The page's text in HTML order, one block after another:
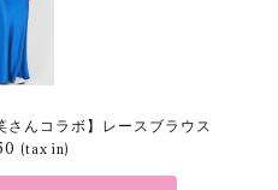
さんコラボ】レースブラウス
(tax in)